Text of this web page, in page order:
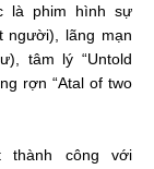
là phim hình sự
người), lãng mạn
tâm lý “Untold
rợn “Atal of two
thành công với